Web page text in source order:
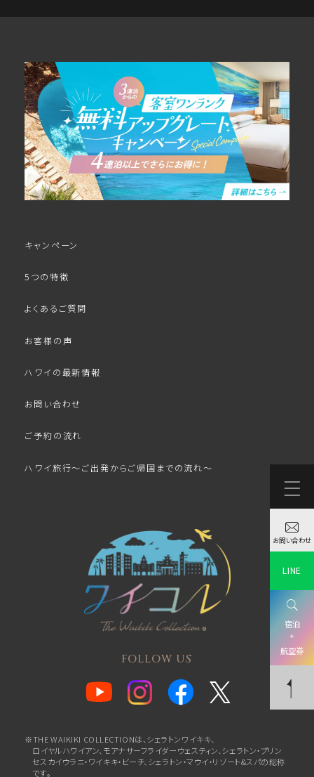
キャンペーン
5つの特徴
よくあるご質問
お客様の声
ハワイの最新情報
お問い合わせ
ご予約の流れ
ハワイ旅行～ご出発からご帰国までの流れ～
FOLLOW US
※THE WAIKIKI COLLECTIONは、シェラトンワイキキ、
ロイヤルハワイアン、モアナサーフライダーウェスティン、シェラトン・プリン
セスカイウラニ・ワイキキ・ビーチ、シェラトン・マウイ・リゾート&スパの総称
です。
お問い合わせ
LINE
宿泊
+
航空券